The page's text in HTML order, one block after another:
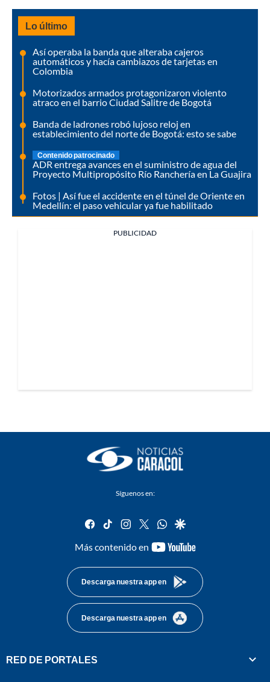
Lo último
Así operaba la banda que alteraba cajeros
automáticos y hacía cambiazos de tarjetas en
Colombia
Motorizados armados protagonizaron violento
atraco en el barrio Ciudad Salitre de Bogotá
Banda de ladrones robó lujoso reloj en
establecimiento del norte de Bogotá: esto se sabe
Contenido patrocinado
ADR entrega avances en el suministro de agua del
Proyecto Multipropósito Río Ranchería en La Guajira
Fotos | Así fue el accidente en el túnel de Oriente en
Medellín: el paso vehicular ya fue habilitado
PUBLICIDAD
Síguenos en:
facebook
tiktok instagram
twitterwhatsapp
google
Más contenido en
youtube-
Descarga nuestra app en
Descarga nuestra app en
RED DE PORTALES